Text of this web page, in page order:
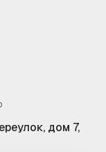
дом 7,